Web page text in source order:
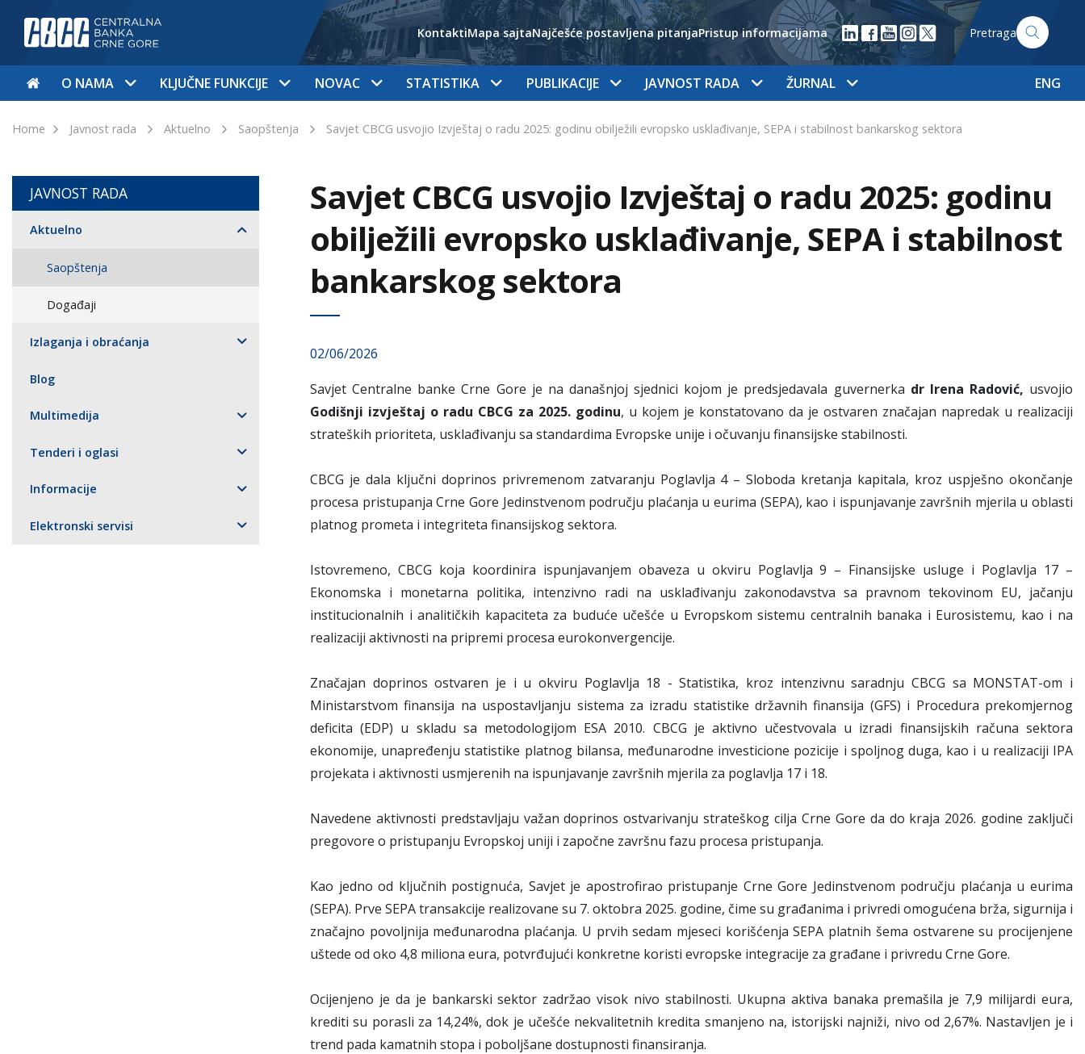
KontaktiMapa sajtaNajčešće postavljena pitanjaPristup informacijama Pretraga
O NAMA KLJUČNE FUNKCIJE NOVAC STATISTIKA PUBLIKACIJE JAVNOST RADA ŽURNAL ENG
Home Javnost rada Aktuelno Saopštenja Savjet CBCG usvojio Izvještaj o radu 2025: godinu obilježili evropsko usklađivanje, SEPA i stabilnost bankarskog sektora
JAVNOST RADA
Aktuelno
Saopštenja
Događaji
Izlaganja i obraćanja
Blog
Multimedija
Tenderi i oglasi
Informacije
Elektronski servisi
Savjet CBCG usvojio Izvještaj o radu 2025: godinu
obilježili evropsko usklađivanje, SEPA i stabilnost
bankarskog sektora
02/06/2026
Savjet Centralne banke Crne Gore je na današnjoj sjednici kojom je predsjedavala guvernerka dr Irena Radović, usvojio
Godišnji izvještaj o radu CBCG za 2025. godinu, u kojem je konstatovano da je ostvaren značajan napredak u realizaciji
strateških prioriteta, usklađivanju sa standardima Evropske unije i očuvanju finansijske stabilnosti.
CBCG je dala ključni doprinos privremenom zatvaranju Poglavlja 4 – Sloboda kretanja kapitala, kroz uspješno okončanje
procesa pristupanja Crne Gore Jedinstvenom području plaćanja u eurima (SEPA), kao i ispunjavanje završnih mjerila u oblasti
platnog prometa i integriteta finansijskog sektora.
Istovremeno, CBCG koja koordinira ispunjavanjem obaveza u okviru Poglavlja 9 – Finansijske usluge i Poglavlja 17 –
Ekonomska i monetarna politika, intenzivno radi na usklađivanju zakonodavstva sa pravnom tekovinom EU, jačanju
institucionalnih i analitičkih kapaciteta za buduće učešće u Evropskom sistemu centralnih banaka i Eurosistemu, kao i na
realizaciji aktivnosti na pripremi procesa eurokonvergencije.
Značajan doprinos ostvaren je i u okviru Poglavlja 18 - Statistika, kroz intenzivnu saradnju CBCG sa MONSTAT-om i
Ministarstvom finansija na uspostavljanju sistema za izradu statistike državnih finansija (GFS) i Procedura prekomjernog
deficita (EDP) u skladu sa metodologijom ESA 2010. CBCG je aktivno učestvovala u izradi finansijskih računa sektora
ekonomije, unapređenju statistike platnog bilansa, međunarodne investicione pozicije i spoljnog duga, kao i u realizaciji IPA
projekata i aktivnosti usmjerenih na ispunjavanje završnih mjerila za poglavlja 17 i 18.
Navedene aktivnosti predstavljaju važan doprinos ostvarivanju strateškog cilja Crne Gore da do kraja 2026. godine zaključi
pregovore o pristupanju Evropskoj uniji i započne završnu fazu procesa pristupanja.
Kao jedno od ključnih postignuća, Savjet je apostrofirao pristupanje Crne Gore Jedinstvenom području plaćanja u eurima
(SEPA). Prve SEPA transakcije realizovane su 7. oktobra 2025. godine, čime su građanima i privredi omogućena brža, sigurnija i
značajno povoljnija međunarodna plaćanja. U prvih sedam mjeseci korišćenja SEPA platnih šema ostvarene su procijenjene
uštede od oko 4,8 miliona eura, potvrđujući konkretne koristi evropske integracije za građane i privredu Crne Gore.
Ocijenjeno je da je bankarski sektor zadržao visok nivo stabilnosti. Ukupna aktiva banaka premašila je 7,9 milijardi eura,
krediti su porasli za 14,24%, dok je učešće nekvalitetnih kredita smanjeno na, istorijski najniži, nivo od 2,67%. Nastavljen je i
trend pada kamatnih stopa i poboljšane dostupnosti finansiranja.